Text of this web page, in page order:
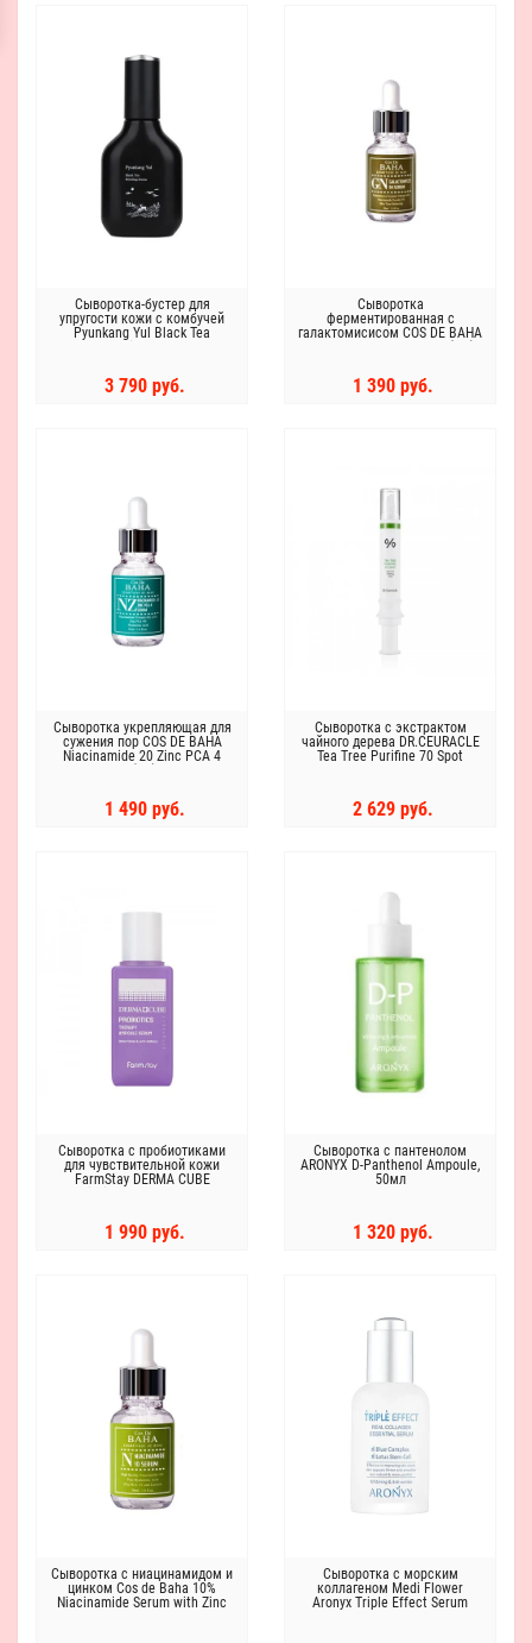
Сыворотка-бустер для
упругости кожи с комбучей
Pyunkang Yul Black Tea
3 790 руб.
Сыворотка
ферментированная с
галактомисисом COS DE BAHA
1 390 руб.
Сыворотка укрепляющая для
сужения пор COS DE BAHA
Niacinamide 20 Zinc PCA 4
1 490 руб.
Сыворотка с экстрактом
чайного дерева DR.CEURACLE
Tea Tree Purifine 70 Spot
2 629 руб.
Сыворотка с пробиотиками
для чувствительной кожи
FarmStay DERMA CUBE
1 990 руб.
Сыворотка с пантенолом
ARONYX D-Panthenol Ampoule,
50мл
1 320 руб.
Сыворотка с ниацинамидом и
цинком Cos de Baha 10%
Niacinamide Serum with Zinc
Сыворотка с морским
коллагеном Medi Flower
Aronyx Triple Effect Serum